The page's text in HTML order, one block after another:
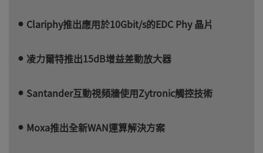
Clariphy推出應用於10Gbit/s的EDC Phy 晶片
凌力爾特推出15dB增益差動放大器
Santander互動視頻牆使用Zytronic觸控技術
Moxa推出全新WAN運算解決方案